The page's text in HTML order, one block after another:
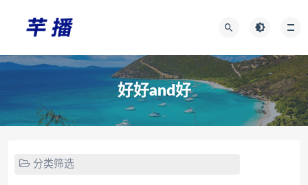
好好and好
分类筛选